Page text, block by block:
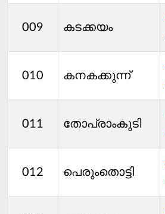
009 കടക്കയം
010 കനകക്കുന്ന്
011 തോപ്രാംകുടി
012 പെരുംതൊട്ടി